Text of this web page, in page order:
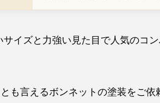
サイズと力強い見た目で人気のコ
も言えるボンネットの塗装をご